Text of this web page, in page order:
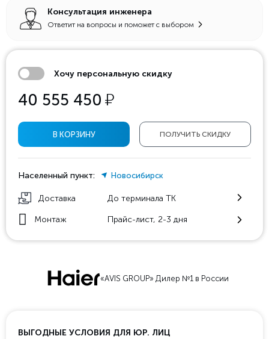
Консультация инженера
Ответит на вопросы и поможет с выбором
Хочу персональную скидку
40 555 450 у
ПОЛУЧИТЬ СКИДКУ
В КОРЗИНУ
Населенный пункт: Новосибирск
Доставка До терминала ТК
Монтаж Прайс-лист, 2-3 дня
«AVIS GROUP» Дилер №1 в России
ВЫГОДНЫЕ УСЛОВИЯ ДЛЯ ЮР. ЛИЦ